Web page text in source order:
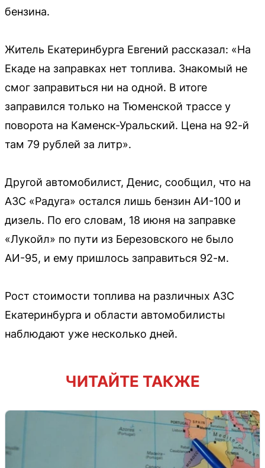
бензина.
Житель Екатеринбурга Евгений рассказал: «На
Екаде на заправках нет топлива. Знакомый не
смог заправиться ни на одной. В итоге
заправился только на Тюменской трассе у
поворота на Каменск-Уральский. Цена на 92-й
там 79 рублей за литр».
Другой автомобилист, Денис, сообщил, что на
АЗС «Радуга» остался лишь бензин АИ-100 и
дизель. По его словам, 18 июня на заправке
«Лукойл» по пути из Березовского не было
АИ-95, и ему пришлось заправиться 92-м.
Рост стоимости топлива на различных АЗС
Екатеринбурга и области автомобилисты
наблюдают уже несколько дней.
ЧИТАЙТЕ ТАКЖЕ